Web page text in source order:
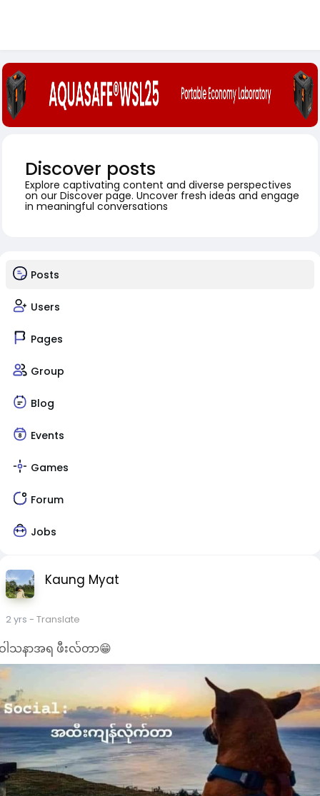
Discover posts
Explore captivating content and diverse perspectives
on our Discover page. Uncover fresh ideas and engage
in meaningful conversations
Posts
Users
Pages
Group
Blog
Events
Games
Forum
Jobs
Kaung Myat
2 yrs - Translate
ါသနာအရ ဖီးလ်တာ😁